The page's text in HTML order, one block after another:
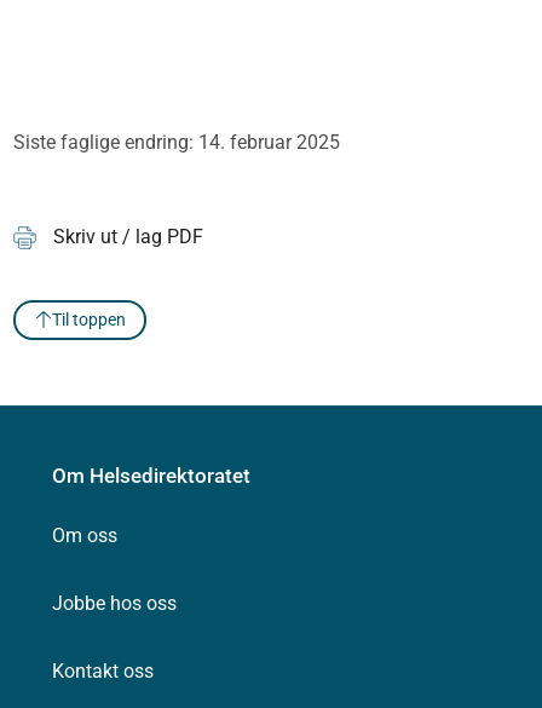
Siste faglige endring: 14. februar 2025
Skriv ut / lag PDF
Til toppen
Om Helsedirektoratet
Om oss
Jobbe hos oss
Kontakt oss